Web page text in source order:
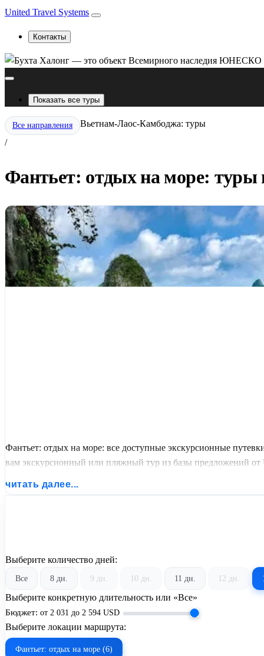
United Travel Systems
Контакты
Показать все туры
Все направления
/
Вьетнам-Лаос-Камбоджа: туры
Фантьет: отдых на море: туры
Фантьет: отдых на море: все доступные экскурсионные
вам экскурсионный или пляжный тур из базы предложений от
читать далее...
Выберите количество дней:
Все 8 дн. 9 дн. 10 дн. 11 дн. 12 дн.
Выберите конкретную длительность или «Все»
Бюджет: от 2 031 до 2 594 USD
Выберите локации маршрута:
Фантьет: отдых на море (6)